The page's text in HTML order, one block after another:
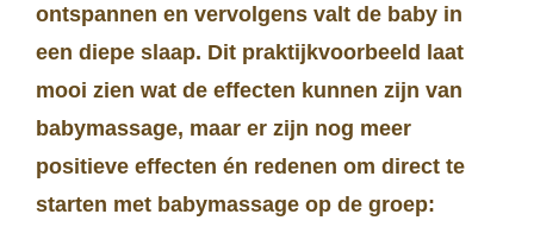
ontspannen en vervolgens valt de baby in
een diepe slaap. Dit praktijkvoorbeeld laat
mooi zien wat de effecten kunnen zijn van
babymassage, maar er zijn nog meer
positieve effecten én redenen om direct te
starten met babymassage op de groep: